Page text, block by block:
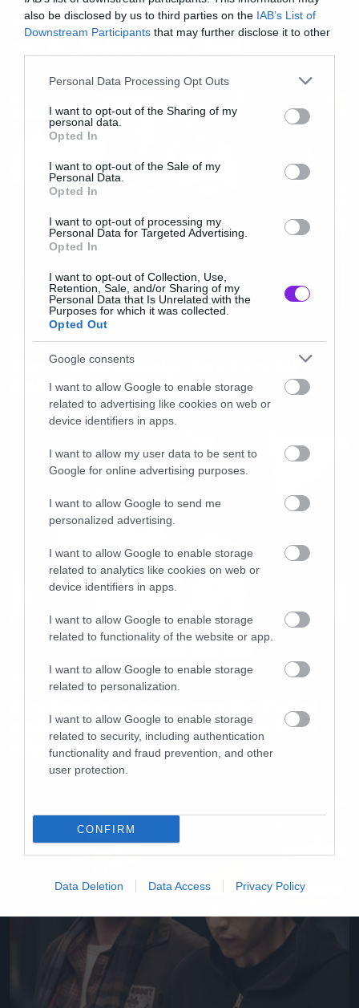
also be disclosed by us to third parties on the IAB’s List of
Downstream Participants that may further disclose it to other
Please note that this website/app uses one or more Google
not limited to your visit or usage behaviour. You may click to
grant or deny consent to Google and its third-party tags to
use your data for below specified purposes in below Google
consent section.
Personal Data Processing Opt Outs
I want to opt-out of the Sharing of my
personal data.
Opted In
I want to opt-out of the Sale of my
Personal Data.
Opted In
I want to opt-out of processing my
Personal Data for Targeted Advertising.
Opted In
I want to opt-out of Collection, Use,
Retention, Sale, and/or Sharing of my
Personal Data that Is Unrelated with the
Purposes for which it was collected.
Opted Out
Google consents
I want to allow Google to enable storage
related to advertising like cookies on web or
device identifiers in apps.
I want to allow my user data to be sent to
Google for online advertising purposes.
I want to allow Google to send me
personalized advertising.
I want to allow Google to enable storage
related to analytics like cookies on web or
device identifiers in apps.
I want to allow Google to enable storage
related to functionality of the website or app.
I want to allow Google to enable storage
related to personalization.
I want to allow Google to enable storage
related to security, including authentication
functionality and fraud prevention, and other
user protection.
CONFIRM
Data Deletion Data Access Privacy Policy
Το πρώτο teaser για την 3η σεζόν
του Mr Robot είναι εδώ!
News
Αυτό το καλοκαίρι δεν έχει Mr
Robot!
H τέλεια αναφορά στο Mr Robot
από τον πρωταγωνιστή του όταν
κέρδισε το βραβείο